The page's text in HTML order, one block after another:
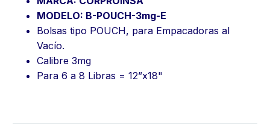
MODELO: B-POUCH-3mg-E
Bolsas tipo POUCH, para Empacadoras al
Vacío.
Calibre 3mg
Para 6 a 8 Libras = 12”x18"